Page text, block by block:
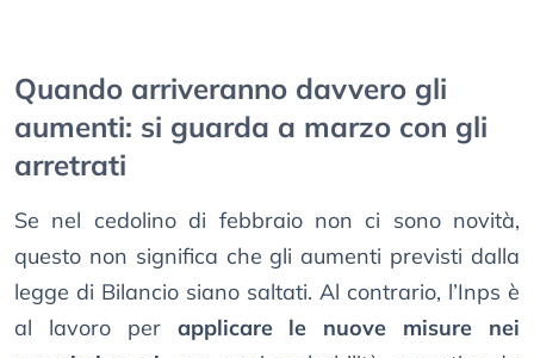
Quando arriveranno davvero gli
aumenti: si guarda a marzo con gli
arretrati
Se nel cedolino di febbraio non ci sono novità,
questo non significa che gli aumenti previsti dalla
legge di Bilancio siano saltati. Al contrario, l’Inps è
al lavoro per applicare le nuove misure nei